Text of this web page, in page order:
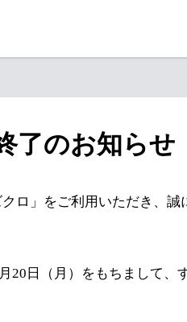
了のお知らせ
ロ」をご利用いただき、誠
20日（月）をもちまして、